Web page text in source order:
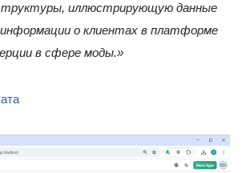
иллюстрирующую данные
о клиентах в платформе
в сфере моды.»